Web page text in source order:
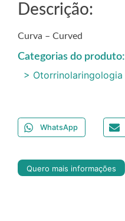
Descrição:
Curva – Curved
Categorias do produto:
> Otorrinolaringologia
WhatsApp
Quero mais informações